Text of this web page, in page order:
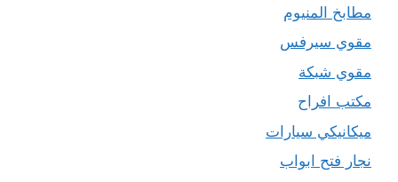
مطابخ المنيوم
مقوي سيرفس
مقوي شبكة
مكتب افراح
ميكانيكي سيارات
نجار فتح ابواب